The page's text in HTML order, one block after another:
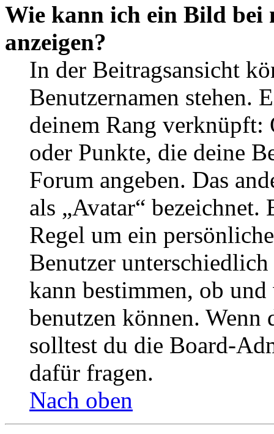
Wie kann ich ein Bild bei
anzeigen?
In der Beitragsansicht
Benutzernamen stehen.
deinem Rang verknüpft:
oder Punkte, die deine
Forum angeben. Das
als „Avatar“
Regel um ein
Benutzer
kann bestimmen, ob
benutzen können. Wenn
solltest du die Board-
dafür fragen.
Nach oben